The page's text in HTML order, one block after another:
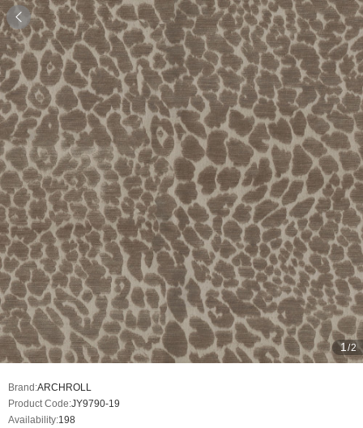

1 /2
Brand:ARCHROLL
Product Code:JY9790-19
Availability:198